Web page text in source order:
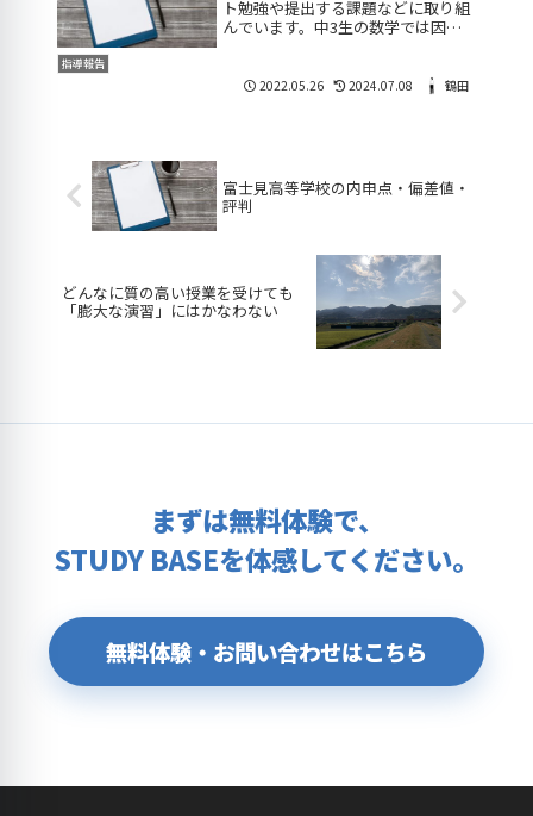
指導報告
ト勉強や提出する課題などに取り組
んでいます。中3生の数学では因数
に指導した因数分解のコツについて
2022.05.26 2024.07.08 鶴田
富士見高等学校の内申点・偏差値・
評判
どんなに質の高い授業を受けても
「膨大な演習」にはかなわない
まずは無料体験で、
STUDY BASEを体感してください。
無料体験・お問い合わせはこちら